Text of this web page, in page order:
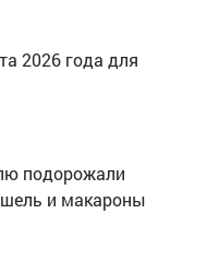
2026 года для
подорожали
и макароны